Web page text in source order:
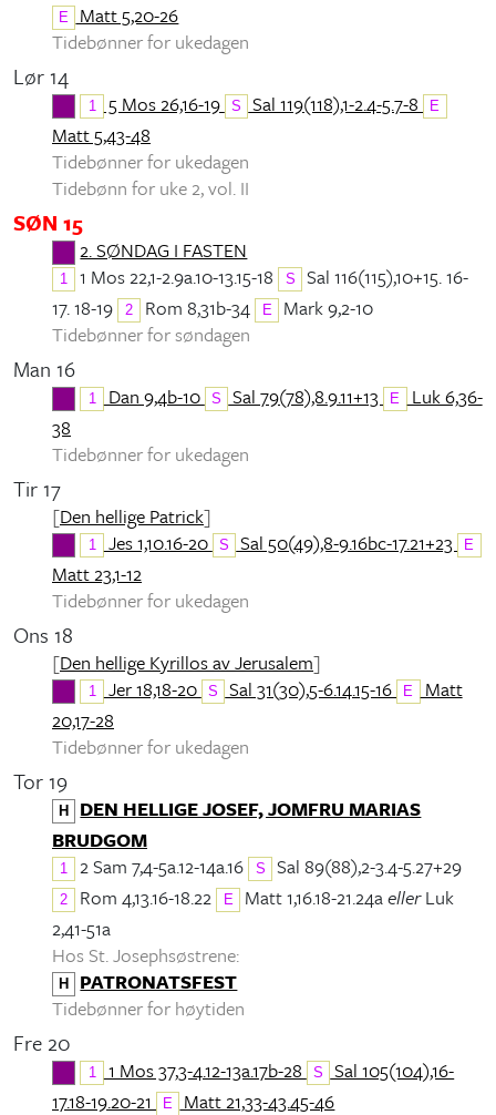
E
Matt 5,20-26
Tidebønner for ukedagen
Lør 14
1 5 Mos 26,16-19 S Sal 119(118),1-2.4-5.7-8 E
Matt 5,43-48
Tidebønner for ukedagen
Tidebønn for uke 2, vol. II
SØN 15
2. SØNDAG I FASTEN
1 1 Mos 22,1-2.9a.10-13.15-18 S
Sal 116(115),10+15. 16-
17. 18-19
2 Rom 8,31b-34 E
Mark 9,2-10
Tidebønner for søndagen
Man 16
1 Dan 9,4b-10 S Sal 79(78),8.9.11+13 E
Luk 6,36-
38
Tidebønner for ukedagen
Tir 17
[Den hellige Patrick]
1 Jes 1,10.16-20 S Sal 50(49),8-9.16bc-17.21+23 E
Matt 23,1-12
Tidebønner for ukedagen
Ons 18
[Den hellige Kyrillos av Jerusalem]
1 Jer 18,18-20 S Sal 31(30),5-6.14.15-16 E
Matt
20,17-28
Tidebønner for ukedagen
Tor 19
H
DEN HELLIGE JOSEF, JOMFRU MARIAS
BRUDGOM
1 2 Sam 7,4-5a.12-14a.16 S Sal 89(88),2-3.4-5.27+29
2 Rom 4,13.16-18.22 E Matt 1,16.18-21.24aellerLuk
2,41-51a
Hos St. Josephsøstrene:
H
PATRONATSFEST
Tidebønner for høytiden
Fre 20
1 1 Mos 37,3-4.12-13a.17b-28 S
Sal 105(104),16-
17.18-19.20-21
E
Matt 21,33-43.45-46